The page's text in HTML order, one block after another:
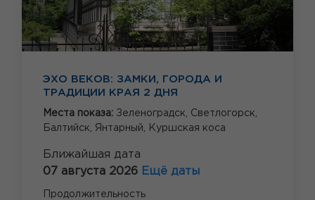
ЭХО ВЕКОВ: ЗАМКИ, ГОРОДА И
ТРАДИЦИИ КРАЯ 2 ДНЯ
Места показа: Зеленоградск, Светлогорск,
Балтийск, Янтарный, Куршская коса
Ближайшая дата
07 августа 2026 Ещё даты
Продолжительность